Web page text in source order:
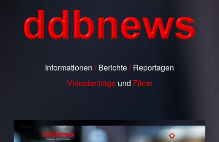
Informationen /Berichte/Reportagen
Videobeiträge und Filme